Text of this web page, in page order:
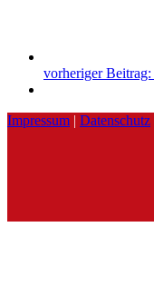
vorheriger Beitrag:
Impressum | Datenschutz